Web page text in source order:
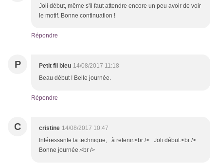
Joli début, même s'il faut attendre encore un peu avoir de voir
le motif. Bonne continuation !
Répondre
P Petit fil bleu 14/08/2017 11:18
Beau début ! Belle journée.
Répondre
C cristine 14/08/2017 10:47
Intéressante ta technique, à retenir.<br /> Joli début.<br />
Bonne journée.<br />